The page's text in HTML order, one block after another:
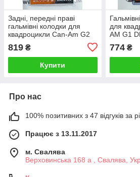
Задні, передні праві
гальмівні колодки для
квадроцикли Can-Am G2
819 ₴
Купити
для
AM G1
774₴
Про нас
100% позитивних з 47 відгуків за
Працює з 13.11.2017
м. Свалява
Верховинська 168 а , Свалява,